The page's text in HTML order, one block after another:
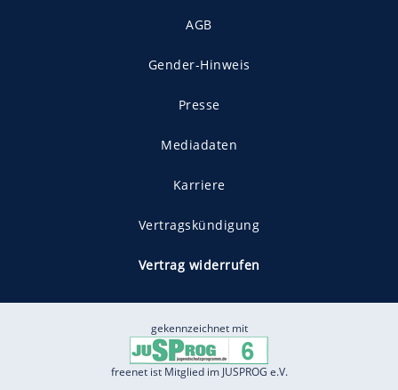
AGB
Gender-Hinweis
Presse
Mediadaten
Karriere
Vertragskündigung
Vertrag widerrufen
gekennzeichnet mit
freenet ist Mitglied im JUSPROG e.V.